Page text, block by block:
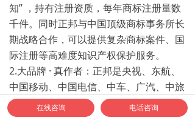
知” ，持有注册资质，每年商标注册量数
千件。同时正邦与中国顶级商标事务所长
期战略合作，可以提供复杂商标案件、国
际注册等高难度知识产权保护服务。
2.大品牌 · 真作者：正邦是央视、东航、
中国移动、中国电信、中车、广汽、中旅
集团、光大集团、阿里健康……等大品牌
标志的设计者（作者）
在线咨询 电话咨询